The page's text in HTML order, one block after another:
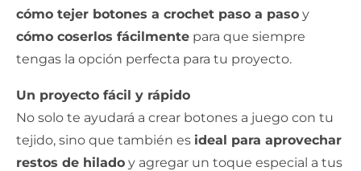
cómo tejer botones a crochet paso a paso y
cómo coserlos fácilmente para que siempre
tengas la opción perfecta para tu proyecto.
Un proyecto fácil y rápido
No solo te ayudará a crear botones a juego con tu
tejido, sino que también es ideal para aprovechar
restos de hilado y agregar un toque especial a tus